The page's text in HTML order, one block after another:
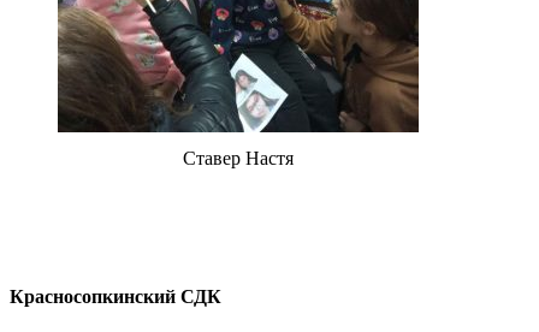
Ставер Настя
Красносопкинский СДК